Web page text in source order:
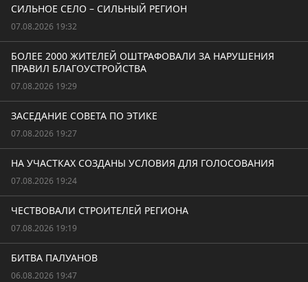
СИЛЬНОЕ СЕЛО – СИЛЬНЫЙ РЕГИОН
07.08.2026 19:32
БОЛЕЕ 2000 ЖИТЕЛЕЙ ОШТРАФОВАЛИ ЗА НАРУШЕНИЯ
ПРАВИЛ БЛАГОУСТРОЙСТВА
07.08.2026 19:29
ЗАСЕДАНИЕ СОВЕТА ПО ЭТИКЕ
07.08.2026 19:27
НА УЧАСТКАХ СОЗДАНЫ УСЛОВИЯ ДЛЯ ГОЛОСОВАНИЯ
07.08.2026 19:24
ЧЕСТВОВАЛИ СТРОИТЕЛЕЙ РЕГИОНА
07.08.2026 19:19
БИТВА ПАЛУАНОВ
06.08.2026 19:47